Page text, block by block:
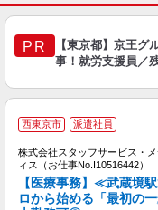
PR
【東京都】京王グ
事！就労支援員／
西東京市 派遣社員
株式会社スタッフサービス・
ィス（お仕事No.I10516442）
【医療事務】≪武蔵境
ロから始める「最初の